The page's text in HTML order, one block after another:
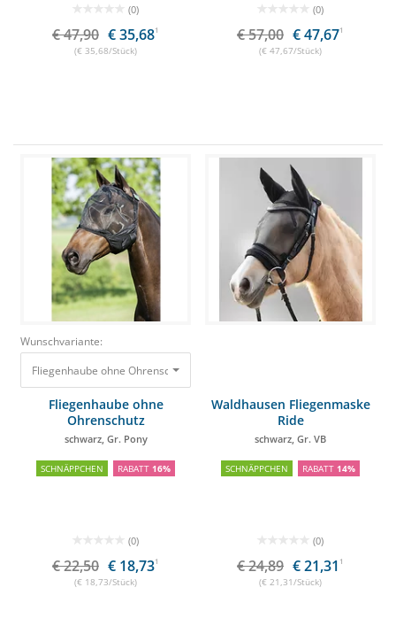
(0)
€ 47,90 € 35,681
(€ 35,68/Stück)
(0)
€ 57,00 € 47,671
(€ 47,67/Stück)
Wunschvariante:
Fliegenhaube ohne
Ohrenschutz
schwarz, Gr. Pony
SCHNÄPPCHEN RABATT 16%
(0)
€ 22,50 € 18,731
(€ 18,73/Stück)
Waldhausen Fliegenmaske
Ride
schwarz, Gr. VB
SCHNÄPPCHEN RABATT 14%
(0)
€ 24,89 € 21,31 1
(€ 21,31/Stück)